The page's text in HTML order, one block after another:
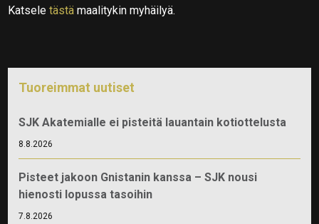
Katseletästä maalitykin myhäilyä.
Tuoreimmat uutiset
SJK Akatemialle ei pisteitä lauantain kotiottelusta
8.8.2026
Pisteet jakoon Gnistanin kanssa – SJK nousi
hienosti lopussa tasoihin
7.8.2026